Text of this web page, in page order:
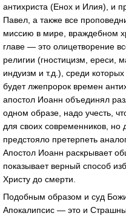
антихриста (Енох и Илия), и
Павел, а также все
миссию в мире, враждебном
главе — это олицетворение
религии (гностицизм, ереси,
индуизм и т.д.), среди
будет лжепророк времен
апостол Иоанн объединял
одном образе, надо учесть,
для своих современников, но
предстояло претерпеть
Апостол Иоанн раскрывает
показывает верный способ
Христу до смерти.
Подобным образом и суд
Апокалипсис — это и